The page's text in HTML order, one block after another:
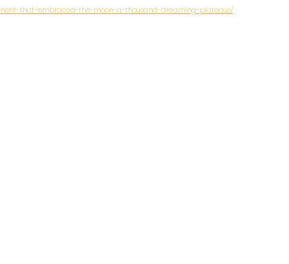
that-embraced-the-moon-a-thousand-dreaming-plateaus/